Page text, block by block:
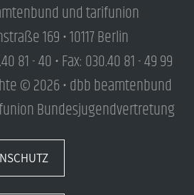
und tarifunion
169 • 10117 Berlin
81 - 40 • Fax: 030.40 81 - 49 99
© 2026 • dbb beamtenbund
Bundesjugendvertretung